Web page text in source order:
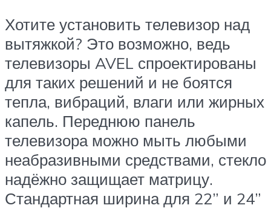
Хотите установить телевизор над
вытяжкой? Это возможно, ведь
телевизоры AVEL спроектированы
для таких решений и не боятся
тепла, вибраций, влаги или жирных
капель. Переднюю панель
телевизора можно мыть любыми
неабразивными средствами, стекло
надёжно защищает матрицу.
Стандартная ширина для 22” и 24”